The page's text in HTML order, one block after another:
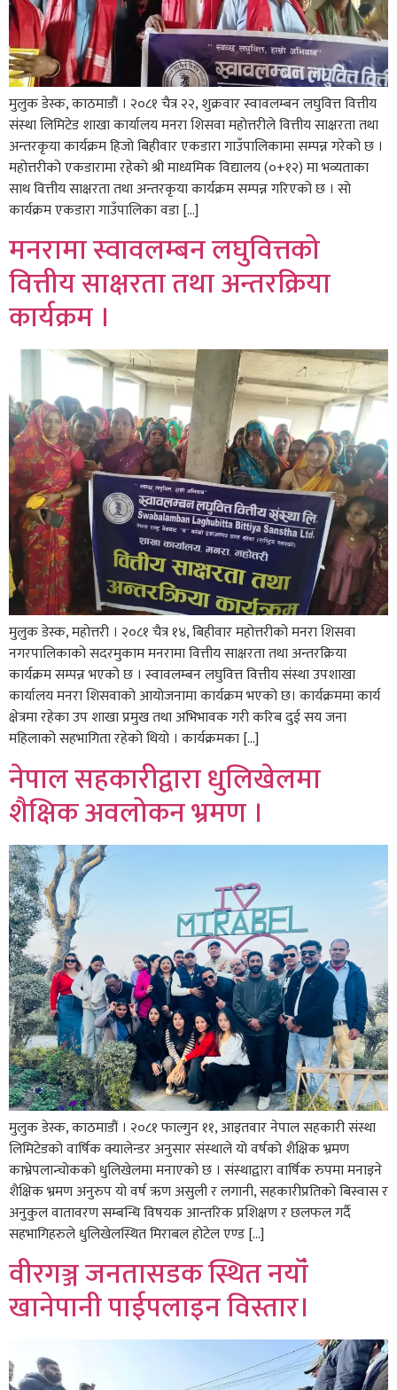
मुलुक डेस्क, काठमाडौं । २०८१ चैत्र २२, शुक्रवार स्वावलम्बन लघुवित्त वित्तीय
संस्था लिमिटेड शाखा कार्यालय मनरा शिसवा महाेत्तरीले वित्तीय साक्षरता तथा
अन्तरकृया कार्यक्रम हिजो बिहीवार एकडारा गाउँपालिकामा सम्पन्न गरेको छ ।
महोत्तरीको एकडारामा रहेकाे श्री माध्यमिक विद्यालय (०+१२) मा भव्यताका
साथ वित्तीय साक्षरता तथा अन्तरकृया कार्यक्रम सम्पन्न गरिएको छ । साे
कार्यक्रम एकडारा गाउँपालिका वडा […]
मनरामा स्वावलम्बन लघुवित्तको
वित्तीय साक्षरता तथा अन्तरक्रिया
कार्यक्रम ।
मुलुक डेस्क, महोत्तरी । २०८१ चैत्र १४, बिहीवार महोत्तरीको मनरा शिसवा
नगरपालिकाको सदरमुकाम मनरामा वित्तीय साक्षरता तथा अन्तरक्रिया
कार्यक्रम सम्पन्न भएको छ । स्वावलम्बन लघुवित्त वित्तीय संस्था उपशाखा
कार्यालय मनरा शिसवाको आयोजनामा कार्यक्रम भएको छ। कार्यक्रममा कार्य
क्षेत्रमा रहेका उप शाखा प्रमुख तथा अभिभावक गरी करिब दुई सय जना
महिलाको सहभागिता रहेको थियो । कार्यक्रमका […]
नेपाल सहकारीद्वारा धुलिखेलमा
शैक्षिक अवलोकन भ्रमण ।
मुलुक डेस्क, काठमाडौं । २०८१ फाल्गुन ११, आइतवार नेपाल सहकारी संस्था
लिमिटेडको वार्षिक क्यालेन्डर अनुसार संस्थाले यो वर्षको शैक्षिक भ्रमण
काभ्रेपलान्चोकको धुलिखेलमा मनाएको छ । संस्थाद्वारा वार्षिक रुपमा मनाइने
शैक्षिक भ्रमण अनुरुप यो वर्ष ऋण असुली र लगानी, सहकारीप्रतिको बिस्वास र
अनुकुल वातावरण सम्बन्धि विषयक आन्तरिक प्रशिक्षण र छलफल गर्दै
सहभागिहरुले धुलिखेलस्थित मिराबल होटेल एण्ड […]
वीरगञ्ज जनतासडक स्थित नयॉं
खानेपानी पाईपलाइन विस्तार।